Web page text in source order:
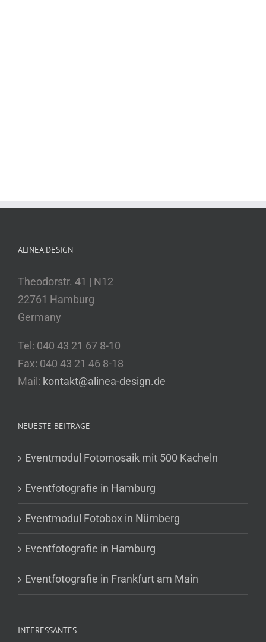
ALINEA.DESIGN
Theodorstr. 41 | N12
22761 Hamburg
Germany
Tel: 040 43 21 67 8-10
Fax: 040 43 21 46 8-18
Mail: kontakt@alinea-design.de
NEUESTE BEITRÄGE
Eventmodul Fotomosaik mit 500 Kacheln
Eventfotografie in Hamburg
Eventmodul Fotobox in Nürnberg
Eventfotografie in Hamburg
Eventfotografie in Frankfurt am Main
INTERESSANTES